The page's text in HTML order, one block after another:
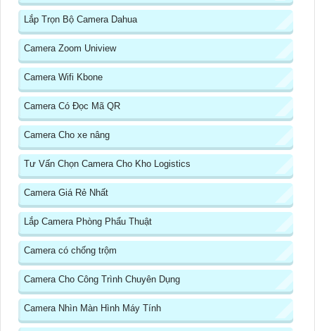
Lắp Trọn Bộ Camera Dahua
Camera Zoom Uniview
Camera Wifi Kbone
Camera Có Đọc Mã QR
Camera Cho xe nâng
Tư Vấn Chọn Camera Cho Kho Logistics
Camera Giá Rẻ Nhất
Lắp Camera Phòng Phẩu Thuật
Camera có chống trộm
Camera Cho Công Trình Chuyên Dụng
Camera Nhìn Màn Hình Máy Tính